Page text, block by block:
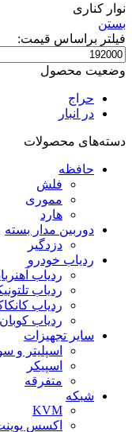
نوار کناری
بستن
فیلتر براساس قیمت:
حداقل
قیمت
وضعیت محصول
حراج
در انبار
دسته‌های محصولات
حافظه
فلش
مموری
هارد
دوربین مدار بسته
دزدگیر
ردیاب خودرو
ردیاب
ردیاب
ردیاب
ردیاب کوبان
سایر تجهیزات
اسپلیتر و
اسپیکر
متفرقه
شبکه
KVM
اکسس